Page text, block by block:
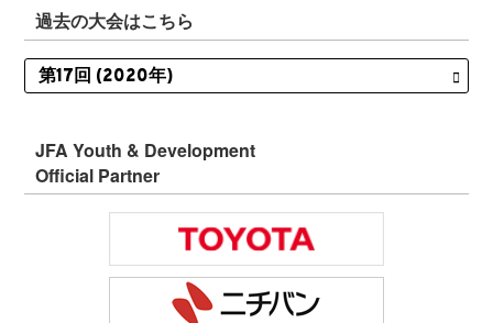
過去の大会はこちら
JFA Youth & Development
Official Partner